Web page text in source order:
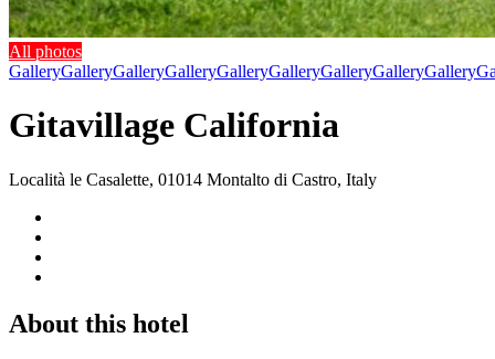
All photos
GalleryGalleryGalleryGalleryGalleryGalleryGalleryGalleryGallery
Gitavillage California
Località le Casalette, 01014 Montalto di Castro, Italy
About this hotel